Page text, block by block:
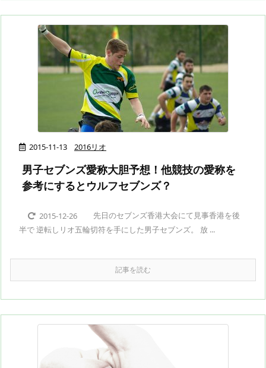
2015-11-13 2016リオ
男子セブンズ愛称大胆予想！他競技の愛称を
参考にするとウルフセブンズ？
2015-12-26
先日のセブンズ香港大会にて見事香港を後
半で 逆転しリオ五輪切符を手にした男子セブンズ。 放 ...
記事を読む